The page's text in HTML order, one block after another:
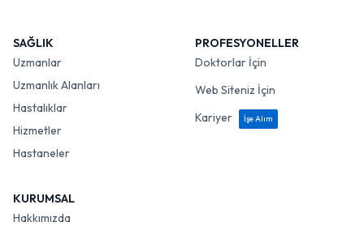
SAĞLIK
Uzmanlar
Uzmanlık Alanları
Hastalıklar
Hizmetler
Hastaneler
PROFESYONELLER
Doktorlar İçin
Web Siteniz İçin
Kariyer
İşe Alım
KURUMSAL
Hakkımızda